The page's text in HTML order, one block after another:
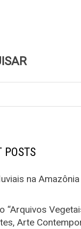
POSTS
na
“Arquivos
Arte